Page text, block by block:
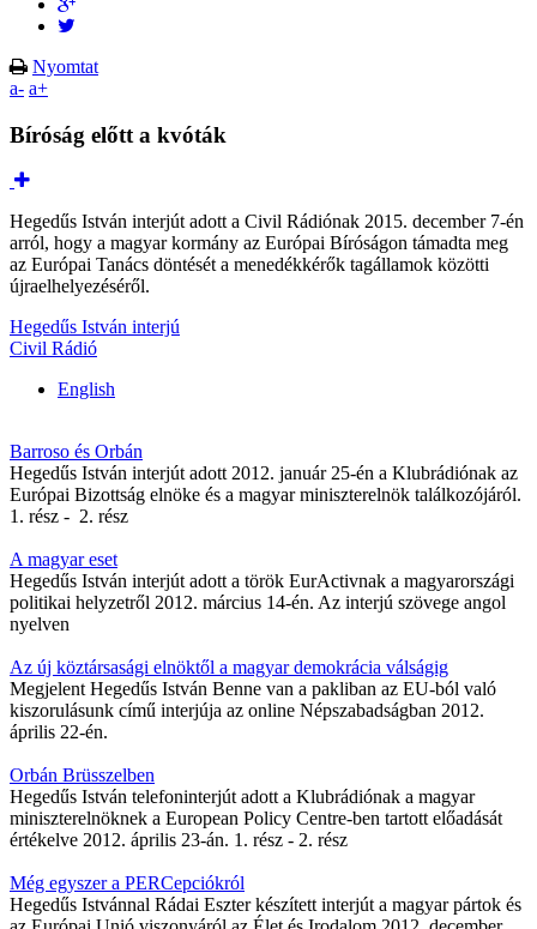
Nyomtat
a- a+
Bíróság előtt a kvóták
Hegedűs István interjút adott a Civil Rádiónak 2015. december 7-én
arról, hogy a magyar kormány az Európai Bíróságon támadta meg
az Európai Tanács döntését a menedékkérők tagállamok közötti
újraelhelyezéséről.
Hegedűs István interjú
Civil Rádió
English
Barroso és Orbán
Hegedűs István interjút adott 2012. január 25-én a Klubrádiónak az
Európai Bizottság elnöke és a magyar miniszterelnök találkozójáról.
1. rész - 2. rész
A magyar eset
Hegedűs István interjút adott a török EurActivnak a magyarországi
politikai helyzetről 2012. március 14-én. Az interjú szövege angol
nyelven
Az új köztársasági elnöktől a magyar demokrácia válságig
Megjelent Hegedűs István Benne van a pakliban az EU-ból való
kiszorulásunk című interjúja az online Népszabadságban 2012.
április 22-én.
Orbán Brüsszelben
Hegedűs István telefoninterjút adott a Klubrádiónak a magyar
miniszterelnöknek a European Policy Centre-ben tartott előadását
értékelve 2012. április 23-án. 1. rész - 2. rész
Még egyszer a PERCepciókról
Hegedűs Istvánnal Rádai Eszter készített interjút a magyar pártok és